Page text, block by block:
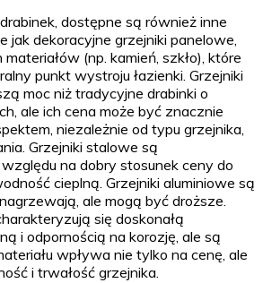
dostępne są również inne
jak dekoracyjne grzejniki panelowe,
(np. kamień, szkło), które
punkt wystroju łazienki. Grzejniki
moc niż tradycyjne drabinki o
ale ich cena może być znacznie
niezależnie od typu grzejnika,
Grzejniki stalowe są
na dobry stosunek ceny do
cieplną. Grzejniki aluminiowe są
ale mogą być droższe.
się doskonałą
i odpornością na korozję, ale są
wpływa nie tylko na cenę, ale
i trwałość grzejnika.